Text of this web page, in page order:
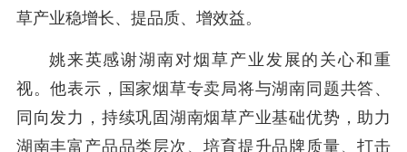
草产业稳增长、提品质、增效益。
姚来英感谢湖南对烟草产业发展的关心和重
视。他表示，国家烟草专卖局将与湖南同题共答、
同向发力，持续巩固湖南烟草产业基础优势，助力
湖南丰富产品品类层次、培育提升品牌质量、打击